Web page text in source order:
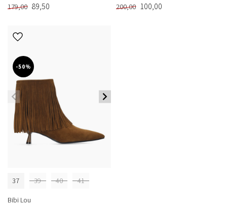
179,00 89,50 200,00 100,00
-50%
37 39 40 41
Bibi Lou